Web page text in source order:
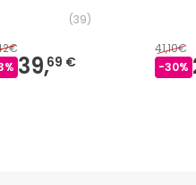
(39)
% 39,69 €
41,10€
-30%